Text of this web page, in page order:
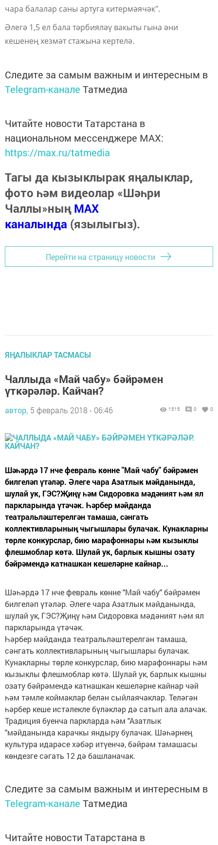
чара балалар саны артуга китермәячәк".
Әлегә 1,5 ел бала тәрбияләү вакыты гына әни
кешенең хезмәт стажына кертелә.
Следите за самым важным и интересным в
Telegram-канале Татмедиа
Читайте новости Татарстана в
национальном мессенджере MАХ:
https://max.ru/tatmedia
Тагы да кызыклырак яңалыклар,
фото һәм видеолар «Шәһри
Чаллы»ныңMAX
каналында (язылыгыз).
Перейти на страницу новости
ЯҢАЛЫКЛАР ТАСМАСЫ
Чаллыда «Май чабу» бәйрәмен
үткәрәләр. Кайчан?
автор, 5 февраль 2018 - 06:46 1515 0 0
Шәһәрдә 17 нче февраль көнне "Май чабу" бәйрәмен
билгеләп үтәләр. Әлеге чара Азатлык мәйданында,
шулай ук, ГЭС?Җиңү һәм Сидоровка мәдәният һәм ял
паркларында үтәчәк. Һәрбер мәйданда
театральләштерелгән тамаша, сәнгать
коллективларының чыгышлары булачак. Кунакларны
төрле конкурслар, бию марафоннары һәм кызыклы
флешмоблар көтә. Шулай ук, барлык кышны озату
бәйрәмендә катнашкан кешеләрне кайнар...
Шәһәрдә 17 нче февраль көнне "Май чабу" бәйрәмен
билгеләп үтәләр. Әлеге чара Азатлык мәйданында,
шулай ук, ГЭС?Җиңү һәм Сидоровка мәдәният һәм ял
паркларында үтәчәк.
Һәрбер мәйданда театральләштерелгән тамаша,
сәнгать коллективларының чыгышлары булачак.
Кунакларны төрле конкурслар, бию марафоннары һәм
кызыклы флешмоблар көтә. Шулай ук, барлык кышны
озату бәйрәмендә катнашкан кешеләрне кайнар чәй
һәм тәмле коймаклар белән сыйлаячаклар. Теләгән
һәрбер кеше истәлекле бүләкләр дә сатып ала алачак.
Традиция буенча паркларда һәм "Азатлык
"мәйданында карачкы яндыру булачак. Шәһәрнең
культура идарәсе хәбәр итүенчә, бәйрәм тамашасы
көндезге сәгать 12 дә башланачак.
Следите за самым важным и интересным в
Telegram-канале Татмедиа
Читайте новости Татарстана в